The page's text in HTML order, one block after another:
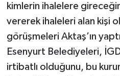
kimlerin ihalelere
vererek ihaleleri alan kişi
görüşmeleri Aktaş’ın
Esenyurt Belediyeleri,
irtibatlı olduğunu, bu